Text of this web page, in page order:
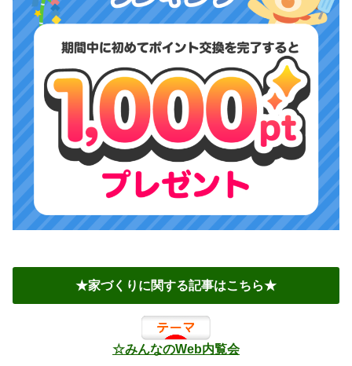
★家づくりに関する記事はこちら★
☆みんなのWeb内覧会